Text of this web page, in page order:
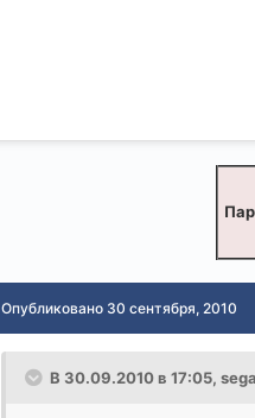
Опубликовано 30 сентября, 2010
В 30.09.2010 в 17:05,